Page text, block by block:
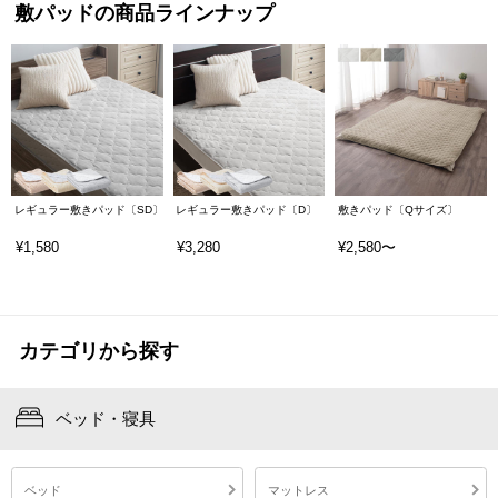
敷パッドの商品ラインナップ
レギュラー敷きパッド〔SD〕
¥1,580
レギュラー敷きパッド〔D〕
¥3,280
敷きパッド〔Qサイズ〕
¥2,580〜
カテゴリから探す
ベッド・寝具
ベッド マットレス